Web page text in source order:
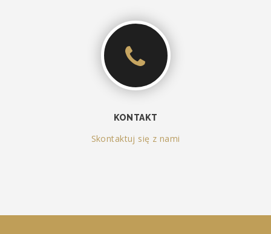
KONTAKT
Skontaktuj się z nami